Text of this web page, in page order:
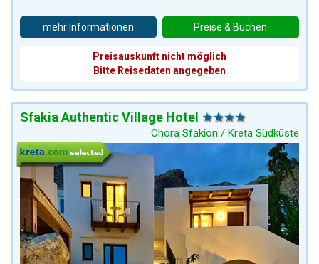
mehr Informationen
Preisauskunft nicht möglich
Bitte Reisedaten angegeben
Preise & Buchen
Sfakia Authentic Village Hotel
Chora Sfakion / Kreta Südküste